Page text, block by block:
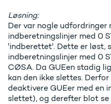
Løsning:
Der var nogle udfordringer
indberetningslinjer med 0
'indberettet'. Dette er løst,
indberetningslinjer med 0
CØSA. Da GUEen stadig
kan den ikke slettes.
deaktivere GUEer med en
slettet), og derefter blot se